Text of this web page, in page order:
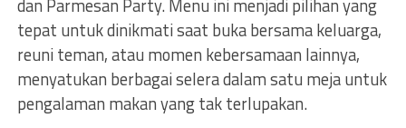
dan Parmesan Party. Menu ini menjadi pilihan yang
tepat untuk dinikmati saat buka bersama keluarga,
reuni teman, atau momen kebersamaan lainnya,
menyatukan berbagai selera dalam satu meja untuk
pengalaman makan yang tak terlupakan.